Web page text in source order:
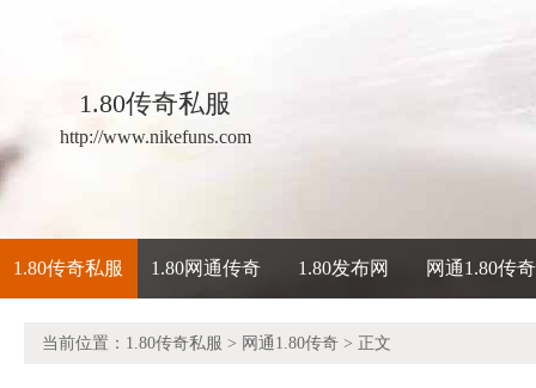
1.80传奇私服
http://www.nikefuns.com
1.80传奇私服 1.80网通传奇 1.80发布网 网通1.80传奇
当前位置： 1.80传奇私服 > 网通1.80传奇 > 正文